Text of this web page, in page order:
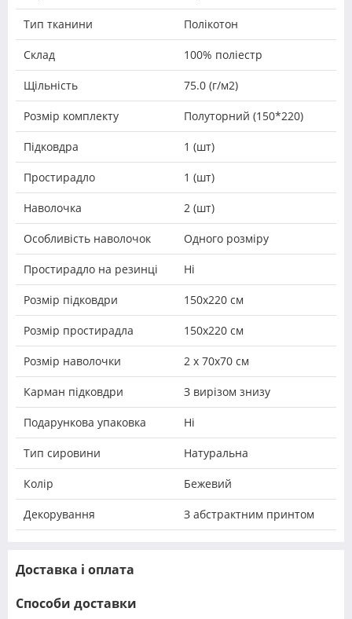
Тип тканини Полікотон
Склад 100% поліестр
Щільність 75.0 (г/м2)
Розмір комплекту Полуторний (150*220)
Підковдра 1 (шт)
Простирадло 1 (шт)
Наволочка 2 (шт)
Особливість наволочок Одного розміру
Простирадло на резинці Ні
Розмір підковдри 150х220 см
Розмір простирадла 150х220 см
Розмір наволочки 2 х 70х70 см
Карман підковдри З вирізом знизу
Подарункова упаковка Ні
Тип сировини Натуральна
Колір Бежевий
Декорування З абстрактним принтом
Доставка і оплата
Способи доставки